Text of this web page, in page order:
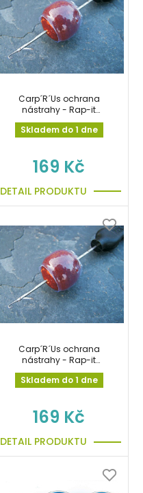
Carp´R´Us ochrana
nástrahy - Rap-it
Protection Wrap Large
Skladem do 1 dne
169 Kč
DETAIL PRODUKTU
Carp´R´Us ochrana
nástrahy - Rap-it
Protection Wrap Small
Skladem do 1 dne
169 Kč
DETAIL PRODUKTU